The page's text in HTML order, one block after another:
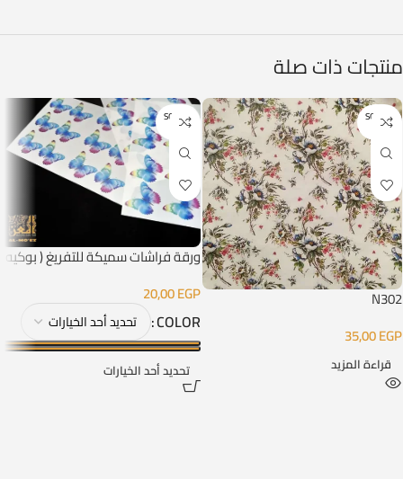
منتجات ذات صلة
SOLD O
UT
N302
35,00EGP
قراءة المزيد
SOLD O
UT
ورقة فراشات سميكة للتفريغ ( بوكيه
20,00EGP
COLOR
تحديد أحد الخيارات